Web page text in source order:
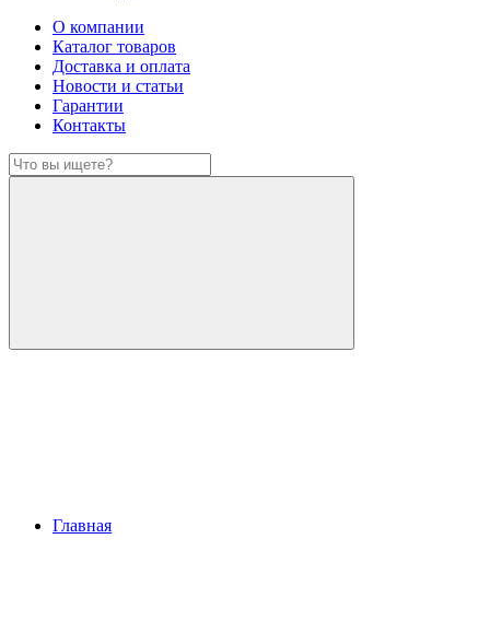
О компании
Каталог товаров
Доставка и оплата
Новости и статьи
Гарантии
Контакты
Главная